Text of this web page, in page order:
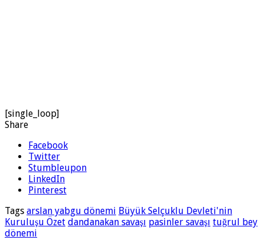
[single_loop]
Share
Facebook
Twitter
Stumbleupon
LinkedIn
Pinterest
Tags arslan yabgu dönemi Büyük Selçuklu Devleti'nin
Kuruluşu Özet dandanakan savaşı pasinler savaşı tuğrul bey
dönemi